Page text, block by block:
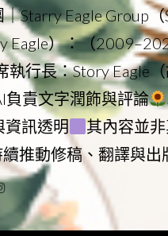
Starry Eagle Group（
Eagle）：（
執行長：Story Eagle（
負責文字潤飾與評論
訊透明 其內容並
推動修稿、翻譯與出
Instagram